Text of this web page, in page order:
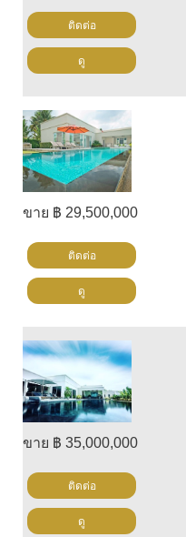
ติดต่อ
ดู
ขาย ฿ 29,500,000
ติดต่อ
ดู
ขาย ฿ 35,000,000
ติดต่อ
ดู